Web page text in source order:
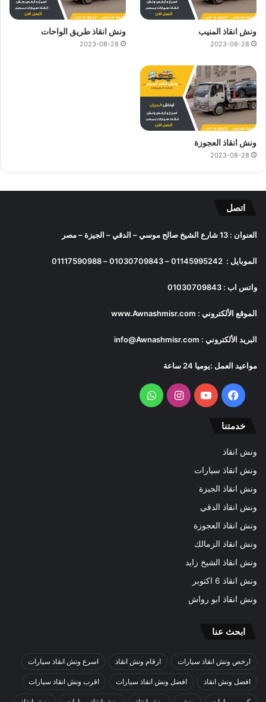
ونش انقاذ المنيب
2023-08-28
ونش انقاذ طريق الواحات
2023-08-28
ونش انقاذ العجوزة
2023-08-28
اتصل
العنوان : 13 شارع الشيخ صالح موسي – الدقي – الجيزة – مصر
الموبايل : 01145995242
–
01030709843
–
01117590988
واتس اب : 01030709843
الموقع الألكتروني : www.Awnashmisr.com
البريد الألكتروني : info@Awnashmisr.com
مواعيد العمل :يوميا 24 ساعة
فيسبوكيوتيوب انستقرامواتساب
خدمتنا
ونش انقاذ
ونش انقاذ سيارات
ونش انقاذ الجيزة
ونش انقاذ الدقي
ونش انقاذ العجوزة
ونش انقاذ الزمالك
ونش انقاذ الشيخ زايد
ونش انقاذ 6 اكتوبر
ونش انقاذ ابو رواش
ابحث عنا
ارخص ونش انقاذ سيارات ارقام ونش انقاذ اسرع ونش انقاذ سيارات
افضل ونش انقاذ افضل ونش انقاذ سيارات اقرب ونش انقاذ سيارات